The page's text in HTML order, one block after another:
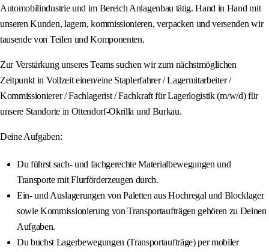
Automobilindustrie und im Bereich Anlagenbau tätig. Hand in Hand mit
unseren Kunden, lagern, kommissionieren, verpacken und versenden wir
tausende von Teilen und Komponenten.
Zur Verstärkung unseres Teams suchen wir zum nächstmöglichen
Zeitpunkt in Vollzeit einen/eine Staplerfahrer / Lagermitarbeiter /
Kommissionierer / Fachlagerist / Fachkraft für Lagerlogistik (m/w/d) für
unsere Standorte in Ottendorf-Okrilla und Burkau.
Deine Aufgaben:
Du führst sach- und fachgerechte Materialbewegungen und
Transporte mit Flurförderzeugen durch.
Ein- und Auslagerungen von Paletten aus Hochregal und Blocklager
sowie Kommissionierung von Transportaufträgen gehören zu Deinen
Aufgaben.
Du buchst Lagerbewegungen (Transportaufträge) per mobiler